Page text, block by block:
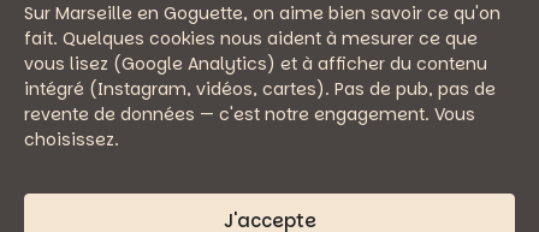
Sur Marseille en Goguette, on aime bien savoir ce qu'on
fait. Quelques cookies nous aident à mesurer ce que
vous lisez (Google Analytics) et à afficher du contenu
intégré (Instagram, vidéos, cartes). Pas de pub, pas de
revente de données — c'est notre engagement. Vous
choisissez.
J'accepte
— PRATIQUE
Newsletter